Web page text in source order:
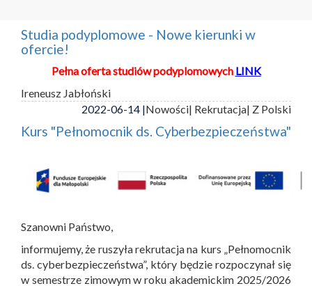
Studia podyplomowe - Nowe kierunki w
ofercie!
Pełna oferta studiów podyplomowych LINK
Ireneusz Jabłoński
2022-06-14 |Nowości| Rekrutacja| Z Polski
Kurs "Pełnomocnik ds. Cyberbezpieczeństwa"
Szanowni Państwo,
informujemy, że ruszyła rekrutacja na kurs „Pełnomocnik
ds. cyberbezpieczeństwa”, który będzie rozpoczynał się
w semestrze zimowym w roku akademickim 2025/2026